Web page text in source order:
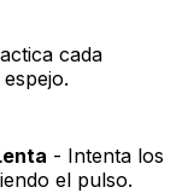
cada
- Intenta los
el pulso.